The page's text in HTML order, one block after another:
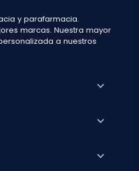
y parafarmacia.
marcas. Nuestra mayor
a nuestros
expand_more
expand_more
expand_more